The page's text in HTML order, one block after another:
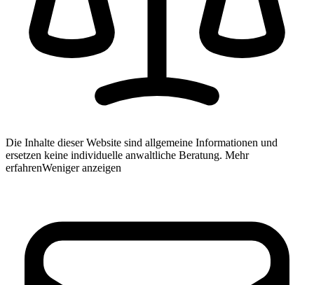
Die Inhalte dieser Website sind allgemeine Informationen und
ersetzen keine individuelle anwaltliche Beratung. Mehr
erfahrenWeniger anzeigen